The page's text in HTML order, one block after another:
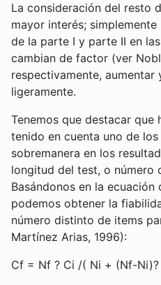
La consideración del resto
mayor interés;
de la parte I y parte II en
cambian de factor (ver
respectivamente,
ligeramente.
Tenemos que destacar que
tenido en cuenta uno de
sobremanera en los
longitud del test, o número
Basándonos en la ecuación
podemos obtener la
número distinto de items
Martínez Arias, 1996):
Cf = Nf ? Ci /( Ni + (Nf-Ni)?